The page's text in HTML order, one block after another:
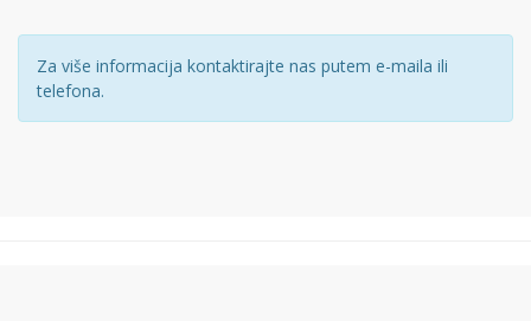
Za više informacija kontaktirajte nas putem e-maila ili
telefona.